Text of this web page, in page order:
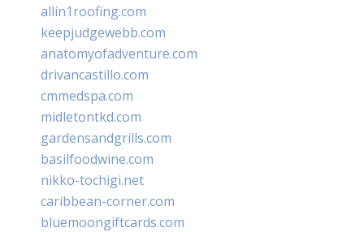
allin1roofing.com
keepjudgewebb.com
anatomyofadventure.com
drivancastillo.com
cmmedspa.com
midletontkd.com
gardensandgrills.com
basilfoodwine.com
nikko-tochigi.net
caribbean-corner.com
bluemoongiftcards.com